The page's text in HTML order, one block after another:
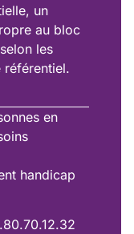
un
au bloc
les
référentiel.
en
handicap